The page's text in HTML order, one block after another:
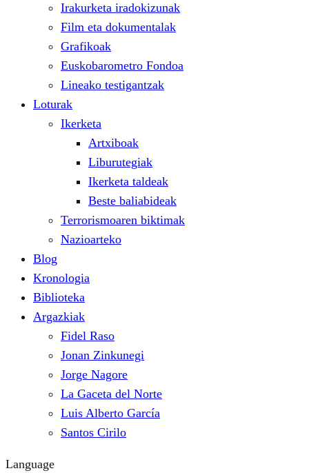
Irakurketa iradokizunak
Film eta dokumentalak
Grafikoak
Euskobarometro Fondoa
Lineako testigantzak
Loturak
Ikerketa
Artxiboak
Liburutegiak
Ikerketa taldeak
Beste baliabideak
Terrorismoaren biktimak
Nazioarteko
Blog
Kronologia
Biblioteka
Argazkiak
Fidel Raso
Jonan Zinkunegi
Jorge Nagore
La Gaceta del Norte
Luis Alberto García
Santos Cirilo
Language